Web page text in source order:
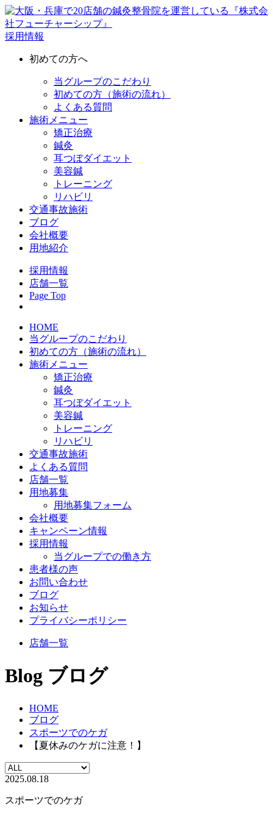
採用情報
初めての方へ
当グループのこだわり
初めての方（施術の流れ）
よくある質問
施術メニュー
矯正治療
鍼灸
耳つぼダイエット
美容鍼
トレーニング
リハビリ
交通事故施術
ブログ
会社概要
用地紹介
採用情報
店舗一覧
Page Top
HOME
当グループのこだわり
初めての方（施術の流れ）
施術メニュー
矯正治療
鍼灸
耳つぼダイエット
美容鍼
トレーニング
リハビリ
交通事故施術
よくある質問
店舗一覧
用地募集
用地募集フォーム
会社概要
キャンペーン情報
採用情報
当グループでの働き方
患者様の声
お問い合わせ
ブログ
お知らせ
プライバシーポリシー
店舗一覧
Blog ブログ
HOME
ブログ
スポーツでのケガ
【夏休みのケガに注意！】
2025.08.18
スポーツでのケガ